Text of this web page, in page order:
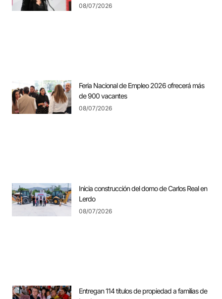
08/07/2026
Feria Nacional de Empleo 2026 ofrecerá más
de 900 vacantes
08/07/2026
Inicia construcción del domo de Carlos Real en
Lerdo
08/07/2026
Entregan 114 títulos de propiedad a familias de